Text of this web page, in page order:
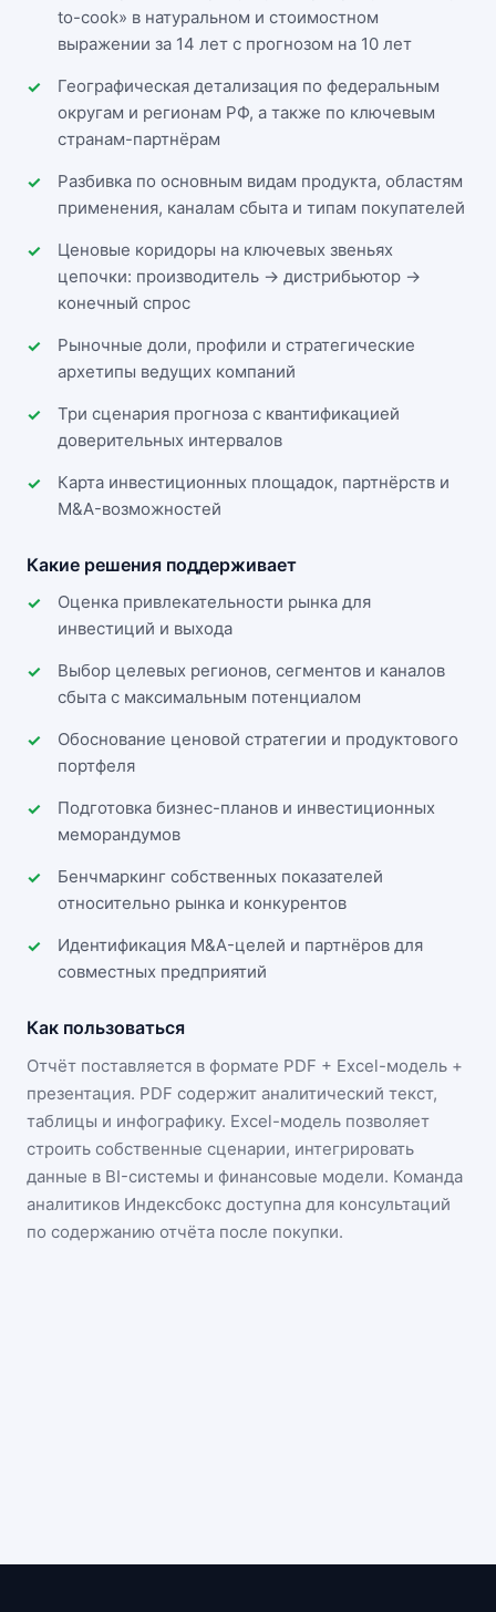
to-cook» в натуральном и стоимостном
выражении за 14 лет с прогнозом на 10 лет
Географическая детализация по федеральным
округам и регионам РФ, а также по ключевым
странам-партнёрам
Разбивка по основным видам продукта, областям
применения, каналам сбыта и типам покупателей
Ценовые коридоры на ключевых звеньях
цепочки: производитель → дистрибьютор →
конечный спрос
Рыночные доли, профили и стратегические
архетипы ведущих компаний
Три сценария прогноза с квантификацией
доверительных интервалов
Карта инвестиционных площадок, партнёрств и
M&A-возможностей
Какие решения поддерживает
Оценка привлекательности рынка для
инвестиций и выхода
Выбор целевых регионов, сегментов и каналов
сбыта с максимальным потенциалом
Обоснование ценовой стратегии и продуктового
портфеля
Подготовка бизнес-планов и инвестиционных
меморандумов
Бенчмаркинг собственных показателей
относительно рынка и конкурентов
Идентификация M&A-целей и партнёров для
совместных предприятий
Как пользоваться
Отчёт поставляется в формате PDF + Excel-модель +
презентация. PDF содержит аналитический текст,
таблицы и инфографику. Excel-модель позволяет
строить собственные сценарии, интегрировать
данные в BI-системы и финансовые модели. Команда
аналитиков Индексбокс доступна для консультаций
по содержанию отчёта после покупки.